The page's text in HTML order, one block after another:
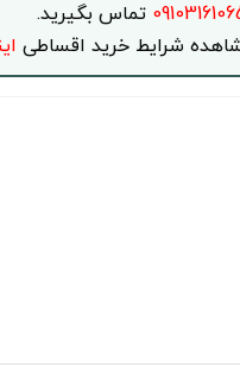
تماس بگیرید.
شرایط خرید اقساطی